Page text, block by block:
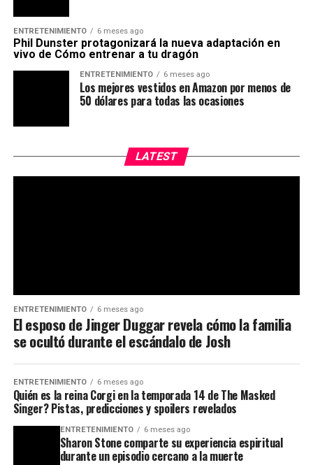
ENTRETENIMIENTO 6 meses ago
Phil Dunster protagonizará la nueva adaptación en
vivo de Cómo entrenar a tu dragón
ENTRETENIMIENTO 6 meses ago
Los mejores vestidos en Amazon por menos de
50 dólares para todas las ocasiones
LATEST
ENTRETENIMIENTO 6 meses ago
El esposo de Jinger Duggar revela cómo la familia
se ocultó durante el escándalo de Josh
ENTRETENIMIENTO 6 meses ago
Quién es la reina Corgi en la temporada 14 de The Masked
Singer? Pistas, predicciones y spoilers revelados
ENTRETENIMIENTO 6 meses ago
Sharon Stone comparte su experiencia espiritual
durante un episodio cercano a la muerte